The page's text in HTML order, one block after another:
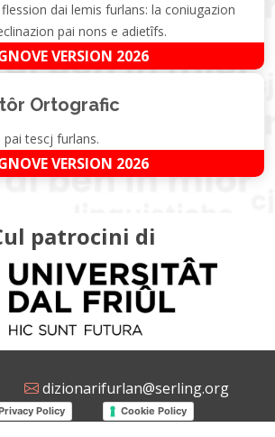
dai lemis furlans: la coniugazion
pai nons e adietîfs.
VERSION 2026
Ortografic
tescj furlans.
VERSION 2026
patrocini di
dizionarifurlan@serling.org
Policy Cookie Policy